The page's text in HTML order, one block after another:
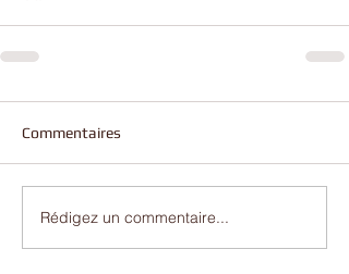
Commentaires
Rédigez un commentaire...